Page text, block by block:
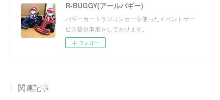
R-BUGGY(アールバギー)
バギーカートラジコンカーを使ったイベントサー
ビス提供事業をしております。
フォロー
関連記事